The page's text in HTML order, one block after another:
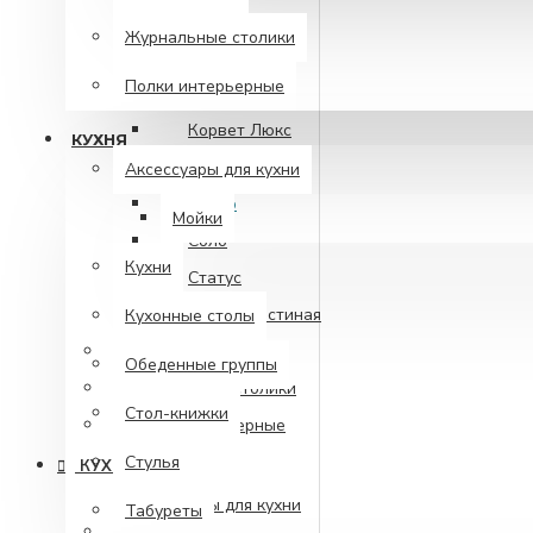
Журнальные столики
Полки интерьерные
КУХНЯ
Аксессуары для кухни
Мойки
Кухни
Кухонные столы
Обеденные группы
Стол-книжки
Стулья
Табуреты
Карина
Корвет Люкс
Мелисса
Оскар
Соло
Статус
Фиеста гостиная
Журнальные столики
Полки интерьерные
КУХНЯ
Аксессуары для кухни